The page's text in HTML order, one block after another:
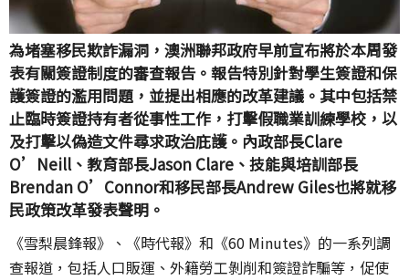
為堵塞移民欺詐漏洞，澳洲聯邦政府早前宣布將於本周發
表有關簽證制度的審查報告。報告特別針對學生簽證和保
護簽證的濫用問題，並提出相應的改革建議。其中包括禁
止臨時簽證持有者從事性工作，打擊假職業訓練學校，以
及打擊以偽造文件尋求政治庇護。內政部長Clare
O’Neill、教育部長Jason Clare、技能與培訓部長
Brendan O’Connor和移民部長Andrew Giles也將就移
民政策改革發表聲明。
《雪梨晨鋒報》、《時代報》和《60 Minutes》的一系列調
查報道，包括人口販運、外籍勞工剝削和簽證詐騙等，促使